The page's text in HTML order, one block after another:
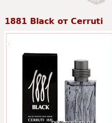
1881 Black от Cerruti